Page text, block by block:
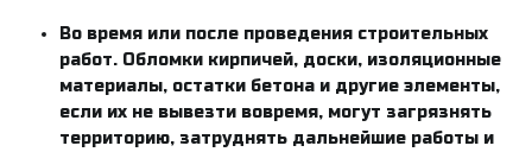
Во время или после проведения строительных
работ. Обломки кирпичей, доски, изоляционные
материалы, остатки бетона и другие элементы,
если их не вывезти вовремя, могут загрязнять
территорию, затруднять дальнейшие работы и